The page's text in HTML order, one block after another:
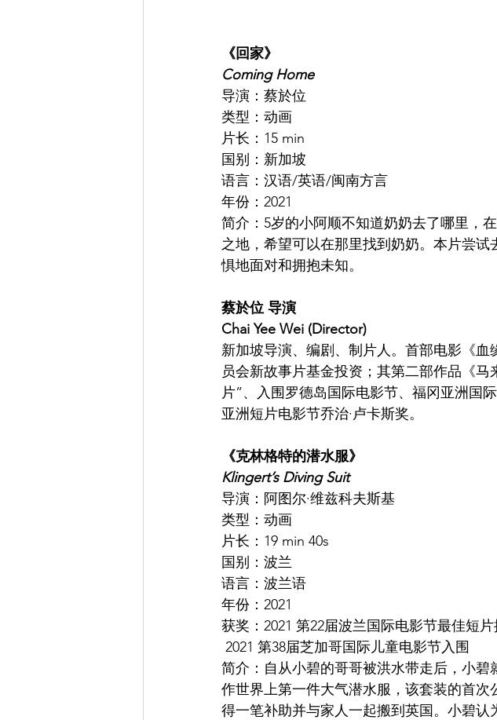
《回家》
Coming Home
导演：蔡於位
类型：动画
片长：15 min
国别：新加坡
语言：汉语/英语/闽南方言
年份：2021
简介：5岁的小阿顺不知道奶奶去了哪里，
之地，希望可以在那里找到奶奶。本片尝
惧地面对和拥抱未知。
蔡於位 导演
Chai Yee Wei (Director)
新加坡导演、编剧、制片人。首部电影《
员会新故事片基金投资；其第二部作品《
片”、入围罗德岛国际电影节、福冈亚洲国
亚洲短片电影节乔治·卢卡斯奖。
《克林格特的潜水服》
Klingert’s Diving Suit
导演：阿图尔·维兹科夫斯基
类型：动画
片长：19 min 40s
国别：波兰
语言：波兰语
年份：2021
获奖：2021 第22届波兰国际电影节最佳短片
2021 第38届芝加哥国际儿童电影节入围
简介：自从小碧的哥哥被洪水带走后，小
作世界上第一件大气潜水服，该套装的首
得一笔补助并与家人一起搬到英国。小碧